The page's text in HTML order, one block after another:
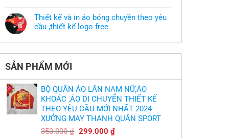
có
mẫu
thì
khoác
theo
yêu
kế
bình
luận
ở
MU
thảm:
Ten
Hag
lại
trích
cầu
thủ,
thừa
nhận
sự
thật
chát
của
Thiết kế và in áo bóng chuyền theo yêu
cầu ,thiết kế logo free
có
luận
Thiết
và
in
áo
bóng
chuyền
theo
yêu
cầu
,thiết
SẢN PHẨM MỚI
BỘ QUẦN ÁO LÂN NAM NỮ,ÁO
KHOÁC ,ÁO DI CHUYỂN THIẾT KẾ
THEO YÊU CẦU MỚI NHẤT 2024 -
XƯỞNG MAY THANH QUÂN SPORT
350.000₫ Giá
299.000 ₫Giá